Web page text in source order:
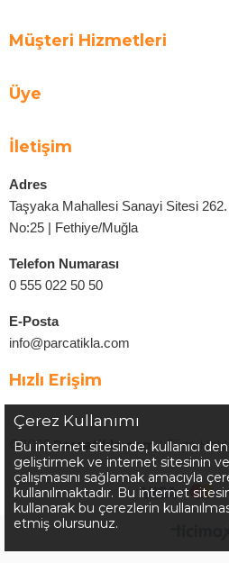
Müşteri Hizmetleri
Üye
İletişim
Adres
Taşyaka Mahallesi Sanayi Sitesi
No:25 | Fethiye/Muğla
Telefon Numarası
0 555 022 50 50
E-Posta
info@parcatikla.com
Hızlı Erişim
©2025Parcatikla.com| Tüm
Çerez Kullanımı
Bu internet sitesinde, kullanıcı
geliştirmek ve internet sitesinin
çalışmasını sağlamak amacıyla
kullanılmaktadır. Bu internet
kullanarak bu çerezlerin
etmiş olursunuz.